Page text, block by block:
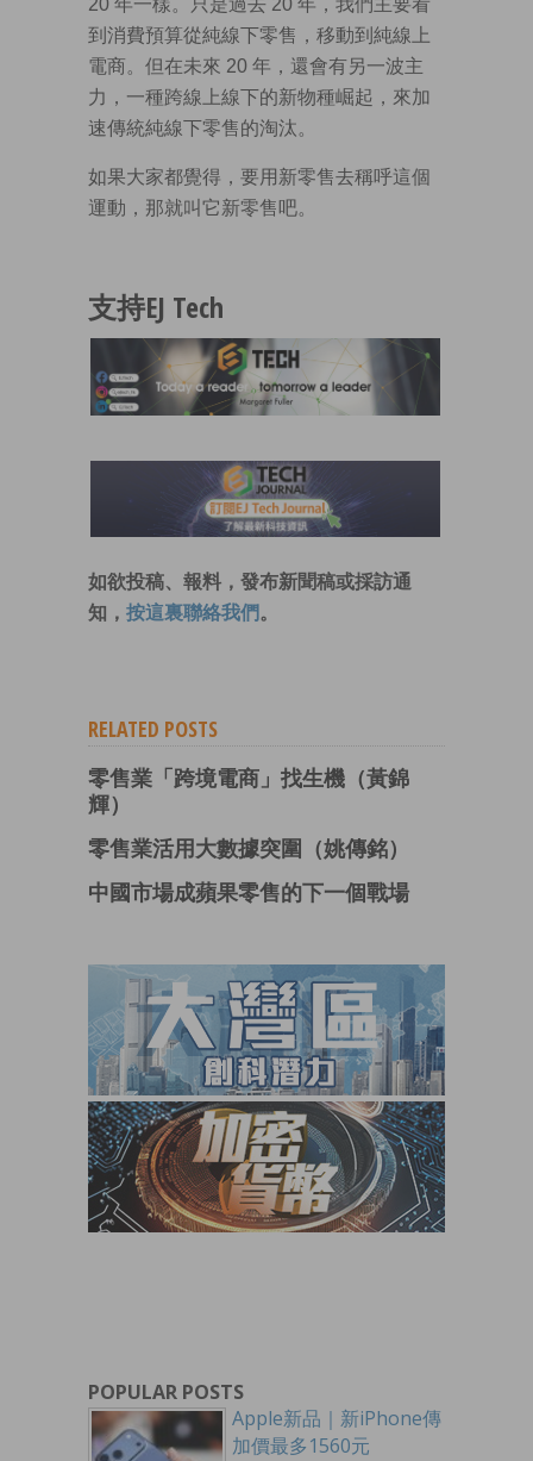
20 年一樣。只是過去 20 年，我們主要看
到消費預算從純線下零售，移動到純線上
電商。但在未來 20 年，還會有另一波主
力，一種跨線上線下的新物種崛起，來加
速傳統純線下零售的淘汰。
如果大家都覺得，要用新零售去稱呼這個
運動，那就叫它新零售吧。
支持EJ Tech
如欲投稿、報料，發布新聞稿或採訪通
知， 按這裏聯絡我們 。
RELATED POSTS
零售業「跨境電商」找生機（黃錦
輝）
零售業活用大數據突圍（姚傳銘）
中國市場成蘋果零售的下一個戰場
POPULAR POSTS
Apple新品｜新iPhone傳
加價最多1560元